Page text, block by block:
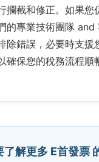
攔截和修正。如果您
的專業技術團隊 and
除錯誤，必要時支援
確保您的稅務流程順
了解更多 E首發票